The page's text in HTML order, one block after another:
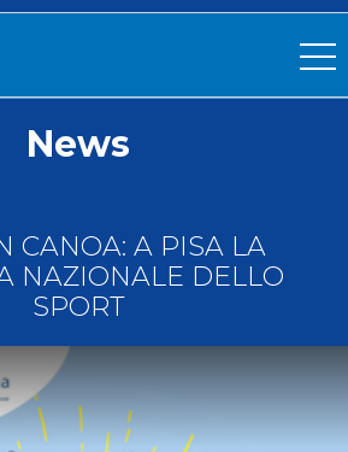
News
CANOA: A PISA LA
NAZIONALE DELLO
SPORT